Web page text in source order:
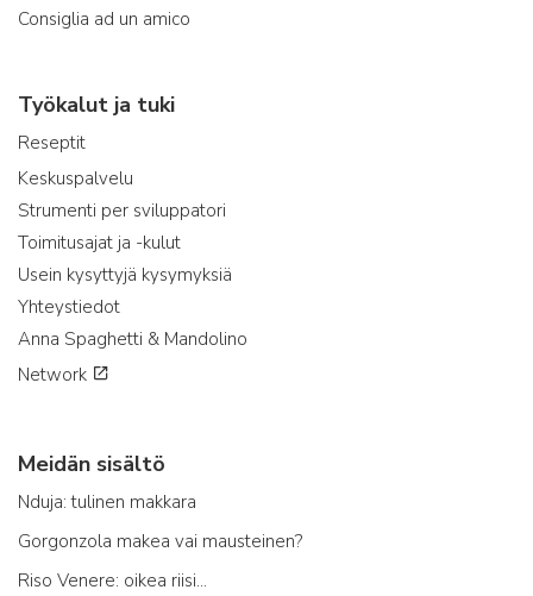
Consiglia ad un amico
Työkalut ja tuki
Reseptit
Keskuspalvelu
Strumenti per sviluppatori
Toimitusajat ja -kulut
Usein kysyttyjä kysymyksiä
Yhteystiedot
Anna Spaghetti & Mandolino
Network
Meidän sisältö
Nduja: tulinen makkara
Gorgonzola makea vai mausteinen?
Riso Venere: oikea riisi...